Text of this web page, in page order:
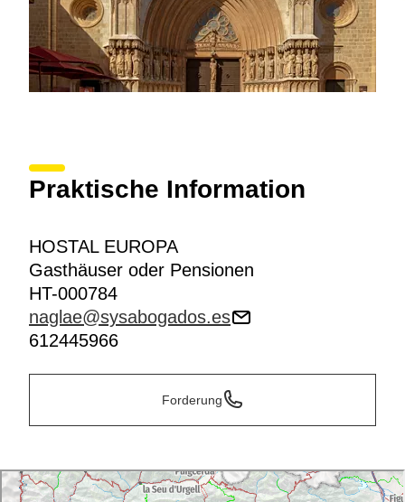
Praktische Information
HOSTAL EUROPA
Gasthäuser oder Pensionen
HT-000784
naglae@sysabogados.es
612445966
Forderung